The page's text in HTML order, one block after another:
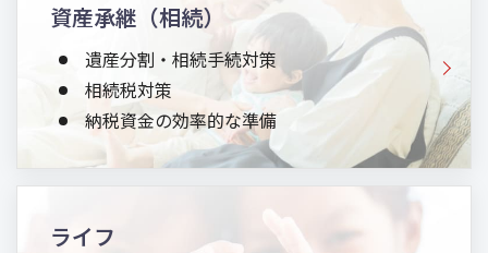
資産承継（相続）
遺産分割・相続手続対策
相続税対策
納税資金の効率的な準備
ライフ